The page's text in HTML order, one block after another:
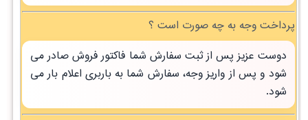
پرداخت وجه به چه صورت است ؟
دوست عزیز پس از ثبت سفارش شما فاکتور فروش صادر می
شود و پس از واریز وجه، سفارش شما به باربری اعلام بار می
شود.